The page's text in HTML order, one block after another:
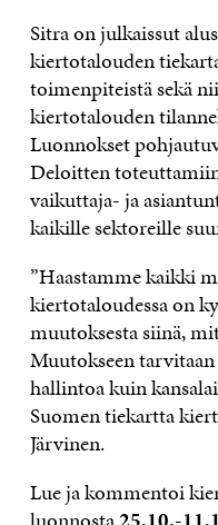
Sitra on julkaissut
kiertotalouden
toimenpiteistä sekä
kiertotalouden
Luonnokset
Deloitten
vaikuttaja- ja
kaikille sektoreille
”Haastamme kaikki
kiertotaloudessa on
muutoksesta siinä,
Muutokseen
hallintoa kuin
Suomen tiekartta
Järvinen.
Lue ja kommentoi